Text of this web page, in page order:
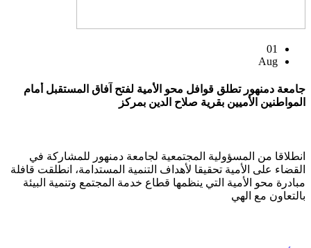
01
Aug
جامعة دمنهور تطلق قوافل محو الأمية لفتح آفاق المستقبل أمام
المواطنين الأميين بقرية صلاح الدين بمركز
انطلاقا من المسؤولية المجتمعية لجامعة دمنهور للمشاركة في
القضاء على الأمية تحقيقا لأهداف التنمية المستدامة، انطلقت قافلة
مبادرة محو الأمية التي ينظمها قطاع خدمة المجتمع وتنمية البيئة
بالتعاون مع الهي